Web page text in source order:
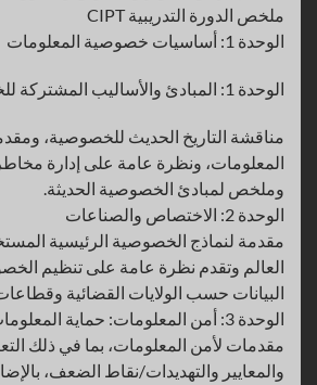
ملخص الدورة التدريبية CIPT
الوحدة 1: أساسيات خصوصية المعلومات
الوحدة 1: المبادئ والأساليب المشتركة للخصوصية
مناقشة التاريخ الحديث للخصوصية،
المعلومات، ونظرة عامة على إدارة
وملخص لمبادئ الخصوصية الحديثة.
الوحدة 2: الاختصاص والصناعات
مقدمة لنماذج الخصوصية الرئيسية
العالم وتقدم نظرة عامة على تنظيم
البيانات حسب الولايات القضائية
الوحدة 3: أمن المعلومات: حماية المعلومات الشخصية
مقدمات لأمن المعلومات، بما في ذلك
والمعايير والتهديدات/نقاط الضعف،